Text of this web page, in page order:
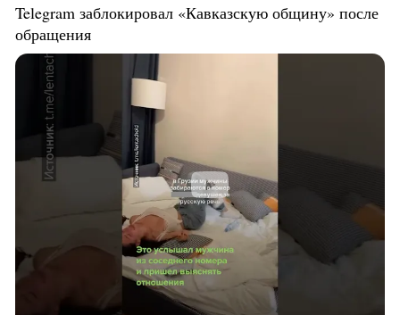
Telegram заблокировал «Кавказскую общину» после
обращения